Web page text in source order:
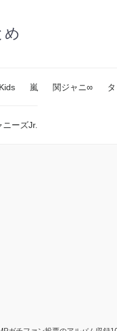
め
嵐 関ジャニ∞
ニーズJr.